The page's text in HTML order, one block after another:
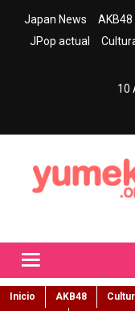
Japan News AKB48
JPop actual
10
Inicio AKB48